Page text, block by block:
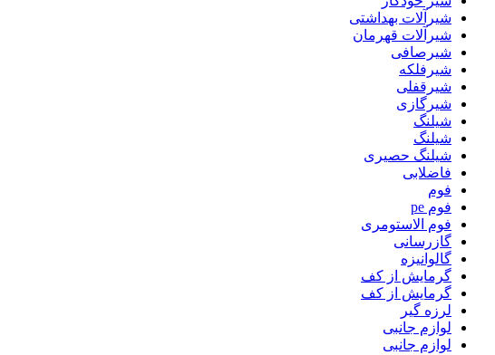
شیرآلات بهداشتی
شیرآلات قهرمان
شیرصافی
شیرفلکه
شیرقفلی
شیرگازی
شیلنگ
شیلنگ
شیلنگ حصیری
فاضلابی
فوم
فوم pe
فوم الاستومری
گازرسانی
گالوانیزه
گرمایش از کف
گرمایش از کف
لرزه گیر
لوازم جانبی
لوازم جانبی